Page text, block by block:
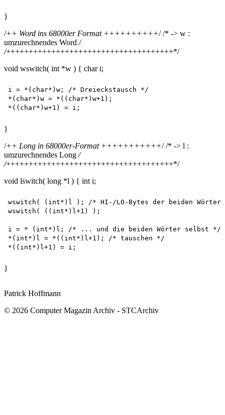
}
/++ Word ins 68000er Format ++++++++++/ /* -> w :
umzurechnendes Word /
/+++++++++++++++++++++++++++++++++++++*/
void wswitch( int *w ) { char i;
i = *(char*)w; /* Dreieckstausch */
*(char*)w = *((char*)w+1);
}
/++ Long in 68000er-Format +++++++++++/ /* -> l :
umzurechnendes Long /
/+++++++++++++++++++++++++++++++++++++*/
void lswitch( long *l ) { int i;
wswitch( (int*)l ); /* HI-/LO-Bytes der beiden
wswitch( ((int*)l+1) );
i = * (int*)l; /* ... und die beiden Wörter selbst */
*(int*)l = *((int*)l+1); /* tauschen */
}
Patrick Hoffmann
© 2026 Computer Magazin Archiv - STCArchiv